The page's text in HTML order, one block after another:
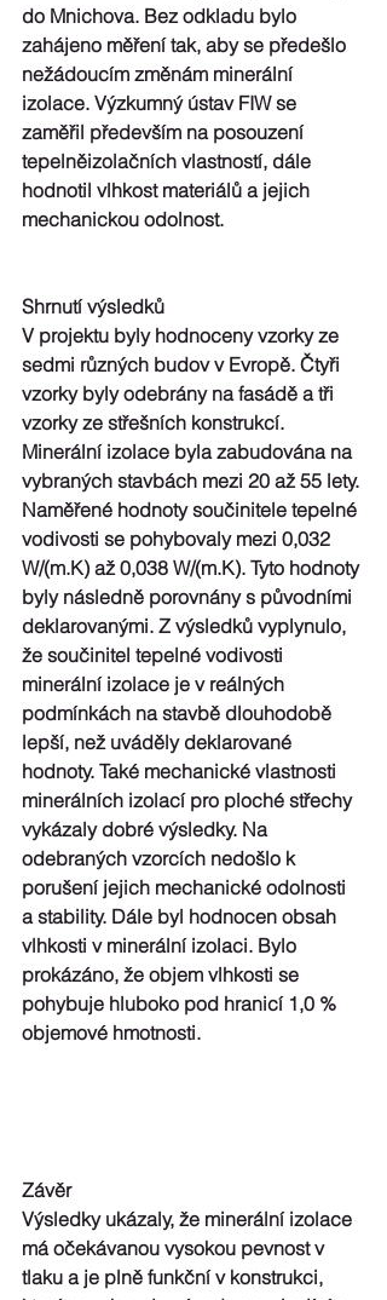
do Mnichova. Bez odkladu bylo
zahájeno měření tak, aby se předešlo
nežádoucím změnám minerální
izolace. Výzkumný ústav FIW se
zaměřil především na posouzení
tepelněizolačních vlastností, dále
hodnotil vlhkost materiálů a jejich
mechanickou odolnost.
Shrnutí výsledků
V projektu byly hodnoceny vzorky ze
sedmi různých budov v Evropě. Čtyři
vzorky byly odebrány na fasádě a tři
vzorky ze střešních konstrukcí.
Minerální izolace byla zabudována na
vybraných stavbách mezi 20 až 55 lety.
Naměřené hodnoty součinitele tepelné
vodivosti se pohybovaly mezi 0,032
W/(m.K) až 0,038 W/(m.K). Tyto hodnoty
byly následně porovnány s původními
deklarovanými. Z výsledků vyplynulo,
že součinitel tepelné vodivosti
minerální izolace je v reálných
podmínkách na stavbě dlouhodobě
lepší, než uváděly deklarované
hodnoty. Také mechanické vlastnosti
minerálních izolací pro ploché střechy
vykázaly dobré výsledky. Na
odebraných vzorcích nedošlo k
porušení jejich mechanické odolnosti
a stability. Dále byl hodnocen obsah
vlhkosti v minerální izolaci. Bylo
prokázáno, že objem vlhkosti se
pohybuje hluboko pod hranicí 1,0 %
objemové hmotnosti.
Závěr
Výsledky ukázaly, že minerální izolace
má očekávanou vysokou pevnost v
tlaku a je plně funkční v konstrukci,